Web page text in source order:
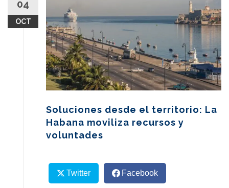
content
04
OCT
Soluciones desde el territorio: La
Habana moviliza recursos y
voluntades
Twitter Facebook